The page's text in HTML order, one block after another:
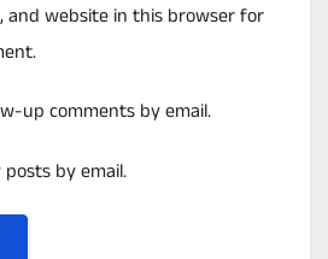
and website in this browser for
up comments by email.
by email.